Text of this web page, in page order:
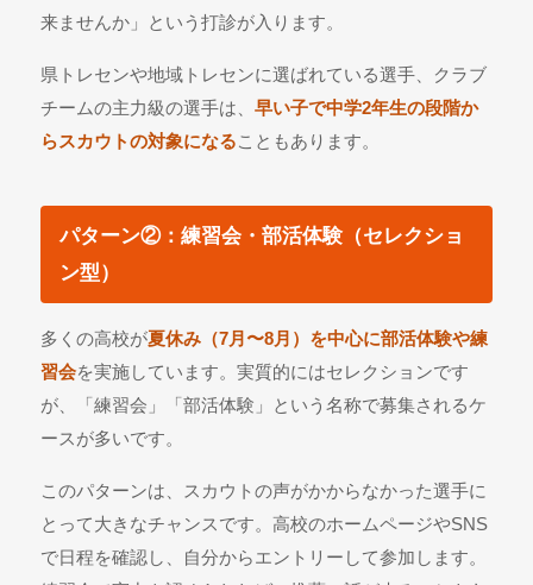
来ませんか」という打診が入ります。
県トレセンや地域トレセンに選ばれている選手、クラブ
チームの主力級の選手は、早い子で中学2年生の段階か
らスカウトの対象になることもあります。
パターン②：練習会・部活体験（セレクショ
ン型）
多くの高校が夏休み（7月〜8月）を中心に部活体験や練
習会を実施しています。実質的にはセレクションです
が、「練習会」「部活体験」という名称で募集されるケ
ースが多いです。
このパターンは、スカウトの声がかからなかった選手に
とって大きなチャンスです。高校のホームページやSNS
で日程を確認し、自分からエントリーして参加します。